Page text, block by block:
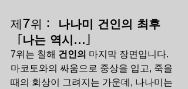
제7위： 나나미 건인의 최후
「나는 역시...」
7위는 칠해 건인의 마지막 장면입니다.
마코토와의 싸움으로 중상을 입고, 죽을
때의 회상이 그려지는 가운데, 나나미는